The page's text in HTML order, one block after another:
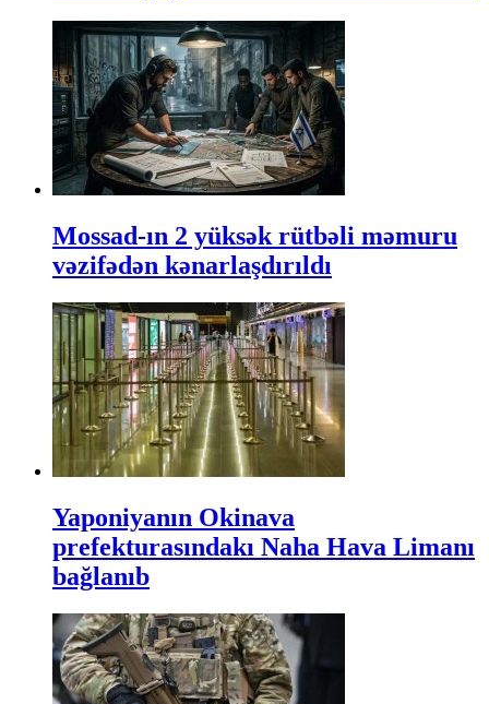
Mossad-ın 2 yüksək rütbəli məmuru
vəzifədən kənarlaşdırıldı
Yaponiyanın Okinava
prefekturasındakı Naha Hava Limanı
bağlanıb